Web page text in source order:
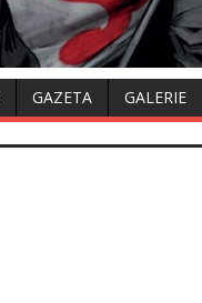
GAZETA GALERIE